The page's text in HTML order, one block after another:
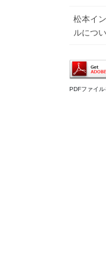
松本イ
ルにつ
PDFファイ